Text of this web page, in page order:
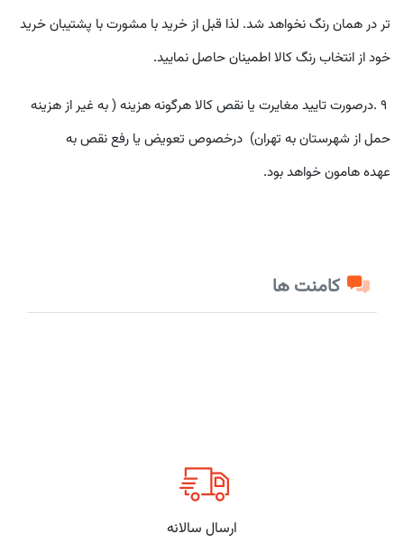
تر در همان رنگ نخواهد شد. لذا قبل از خريد با مشورت با پشتيبان خريد
خود از انتخاب رنگ کالا اطمينان حاصل نماييد.
٩ .درصورت تاييد مغايرت يا نقص کالا هرگونه هزينه ( به غیر از هزینه
حمل از شهرستان به تهران) درخصوص تعويض يا رفع نقص به
عهده هامون خواهد بود.
کامنت ها
ارسال سالانه